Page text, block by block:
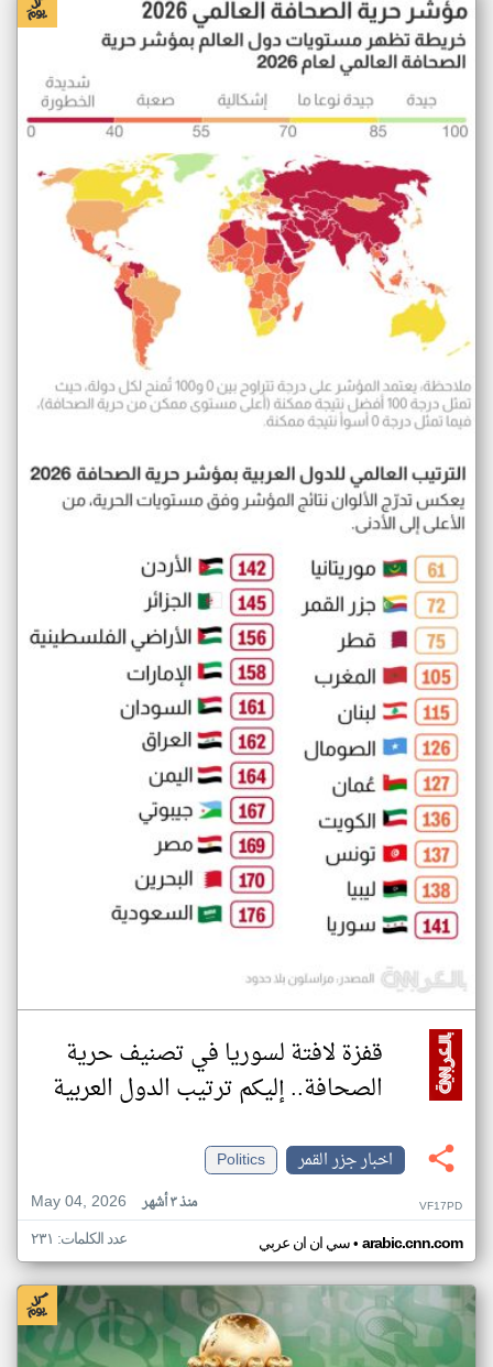
قفزة لافتة لسوريا في تصنيف حرية
الصحافة.. إليكم ترتيب الدول العربية
اخبار جزر القمر
Politics
May 04, 2026
منذ ٣ أشهر VF17PD
سي ان ان عربي• arabic.cnn.com عدد الكلمات: ٢٣١